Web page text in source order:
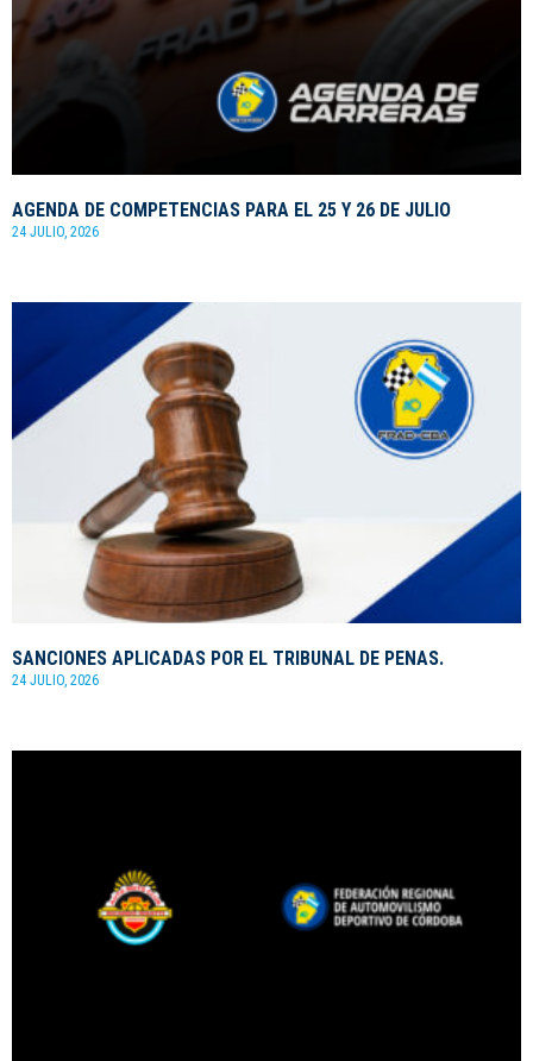
AGENDA DE COMPETENCIAS PARA EL 25 Y 26 DE JULIO
24 JULIO, 2026
SANCIONES APLICADAS POR EL TRIBUNAL DE PENAS.
24 JULIO, 2026